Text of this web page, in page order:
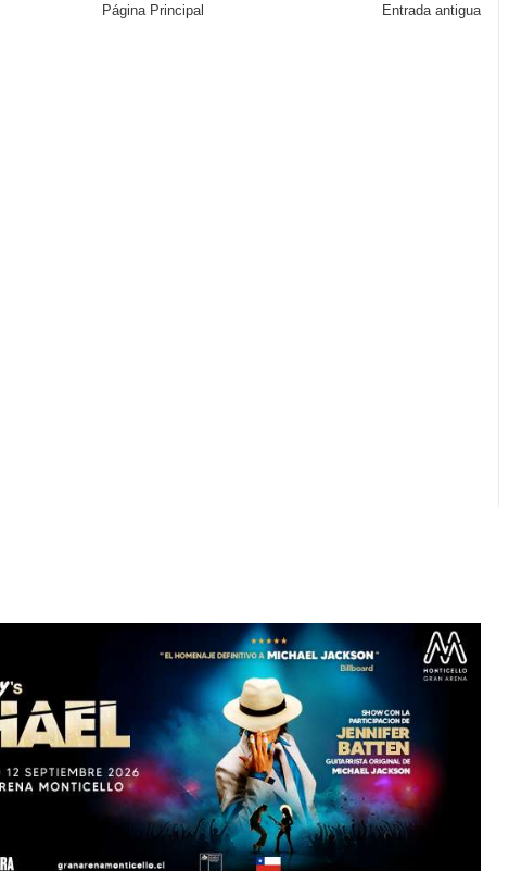
Entrada antigua
Página Principal